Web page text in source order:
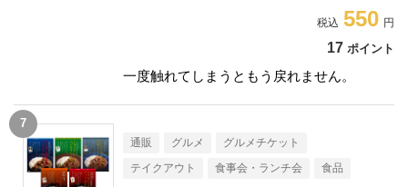
550
17 ポイント
一度触れてしまうともう戻れません。
通販 グルメ グルメチケット
テイクアウト 食事会・ランチ会 食品